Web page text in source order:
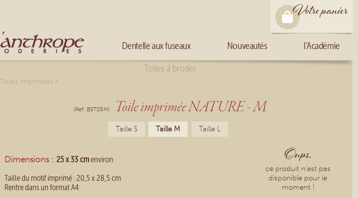
Votre panier
Dentelle aux fuseaux Nouveautés l'Académie
Toiles à broder
Toiles imprimées >
(Ref. BST05M) Toile imprimée NATURE - M
Taille S Taille M Taille L
Dimensions : 25 x 33 cmenviron
Taille du motif imprimé : 20,5 x 28,5 cm
Rentre dans un format A4
Oups,
ce produit n'est pas
disponible pour le
moment !